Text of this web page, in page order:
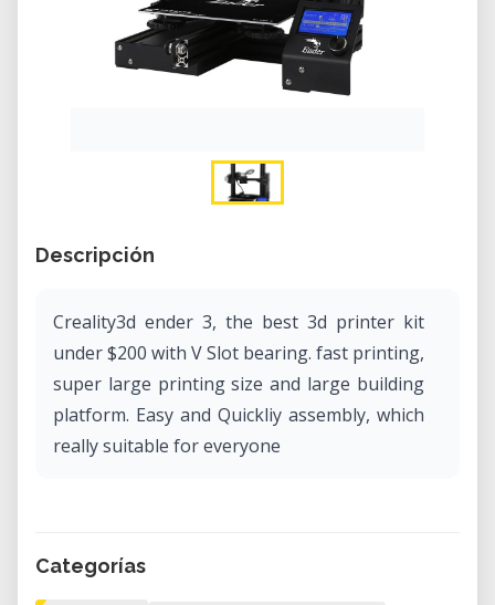
Descripción
Creality3d ender 3, the best 3d printer kit
under $200 with V Slot bearing. fast printing,
super large printing size and large building
platform. Easy and Quickliy assembly, which
really suitable for everyone
Categorías